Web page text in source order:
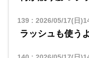
139: 2026/05/17(日
ラッシュも使う